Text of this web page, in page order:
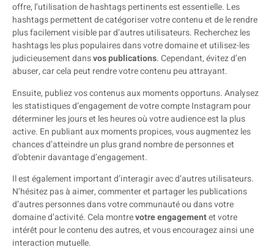
offre, l’utilisation de hashtags pertinents est essentielle. Les
hashtags permettent de catégoriser votre contenu et de le rendre
plus facilement visible par d’autres utilisateurs. Recherchez les
hashtags les plus populaires dans votre domaine et utilisez-les
judicieusement dansvos publications. Cependant, évitez d’en
abuser, car cela peut rendre votre contenu peu attrayant.
Ensuite, publiez vos contenus aux moments opportuns. Analysez
les statistiques d’engagement de votre compte Instagram pour
déterminer les jours et les heures où votre audience est la plus
active. En publiant aux moments propices, vous augmentez les
chances d’atteindre un plus grand nombre de personnes et
d’obtenir davantage d’engagement.
Il est également important d’interagir avec d’autres utilisateurs.
N’hésitez pas à aimer, commenter et partager les publications
d’autres personnes dans votre communauté ou dans votre
domaine d’activité. Cela montrevotre engagementet votre
intérêt pour le contenu des autres, et vous encouragez ainsi une
interaction mutuelle.